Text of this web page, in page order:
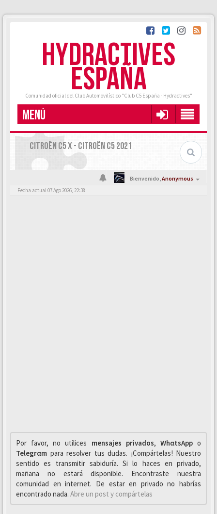
HYDRACTIVES
ESPAÑA
Comunidad oficial del Club Automovilístico "Club C5 España - Hydractives"
MENÚ
CITROËN C5 X - CITROËN C5 2021
Bienvenido,Anonymous
Fecha actual 07 Ago 2026, 22:38
Por favor, no utilices mensajes privados, WhαtsAppo
Telegrαm para resolver tus dudas. ¡Compártelas! Nuestro
sentido es transmitir sabiduría. Si lo haces en privado,
mañana no estará disponible. Encontraste nuestra
comunidad en internet. De estar en privado no habrías
encontrado nada. Abre un post y compártelas